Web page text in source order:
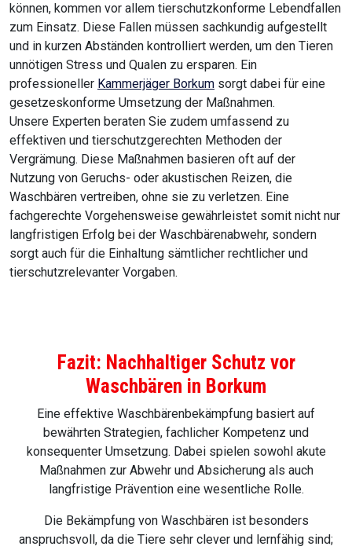
können, kommen vor allem tierschutzkonforme Lebendfallen
zum Einsatz. Diese Fallen müssen sachkundig aufgestellt
und in kurzen Abständen kontrolliert werden, um den Tieren
unnötigen Stress und Qualen zu ersparen. Ein
professioneller Kammerjäger Borkum sorgt dabei für eine
gesetzeskonforme Umsetzung der Maßnahmen.
Unsere Experten beraten Sie zudem umfassend zu
effektiven und tierschutzgerechten Methoden der
Vergrämung. Diese Maßnahmen basieren oft auf der
Nutzung von Geruchs- oder akustischen Reizen, die
Waschbären vertreiben, ohne sie zu verletzen. Eine
fachgerechte Vorgehensweise gewährleistet somit nicht nur
langfristigen Erfolg bei der Waschbärenabwehr, sondern
sorgt auch für die Einhaltung sämtlicher rechtlicher und
tierschutzrelevanter Vorgaben.
Fazit: Nachhaltiger Schutz vor
Waschbären in Borkum
Eine effektive Waschbärenbekämpfung basiert auf
bewährten Strategien, fachlicher Kompetenz und
konsequenter Umsetzung. Dabei spielen sowohl akute
Maßnahmen zur Abwehr und Absicherung als auch
langfristige Prävention eine wesentliche Rolle.
Die Bekämpfung von Waschbären ist besonders
anspruchsvoll, da die Tiere sehr clever und lernfähig sind;